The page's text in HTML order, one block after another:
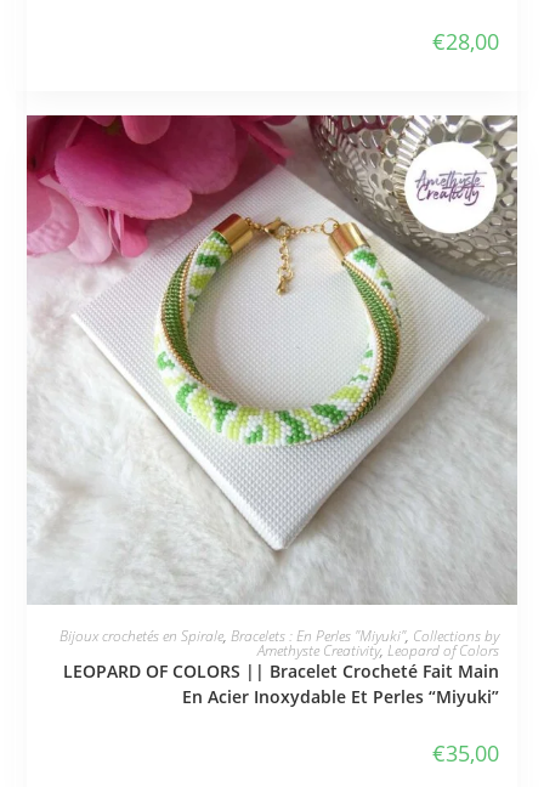
€28,00
JE L'ADOPTE
Bijoux crochetés en Spirale, Bracelets : En Perles "Miyuki", Collections by
Amethyste Creativity, Leopard of Colors
LEOPARD OF COLORS || Bracelet Crocheté Fait Main
En Acier Inoxydable Et Perles “Miyuki”
€35,00